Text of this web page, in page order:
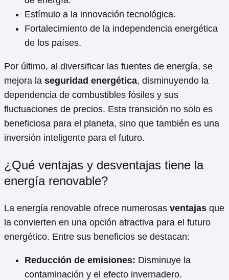
Estímulo a la innovación tecnológica.
Fortalecimiento de la independencia energética
de los países.
Por último, al diversificar las fuentes de energía, se
mejora la seguridad energética, disminuyendo la
dependencia de combustibles fósiles y sus
fluctuaciones de precios. Esta transición no solo es
beneficiosa para el planeta, sino que también es una
inversión inteligente para el futuro.
¿Qué ventajas y desventajas tiene la
energía renovable?
La energía renovable ofrece numerosas ventajas que
la convierten en una opción atractiva para el futuro
energético. Entre sus beneficios se destacan:
Reducción de emisiones: Disminuye la
contaminación y el efecto invernadero.